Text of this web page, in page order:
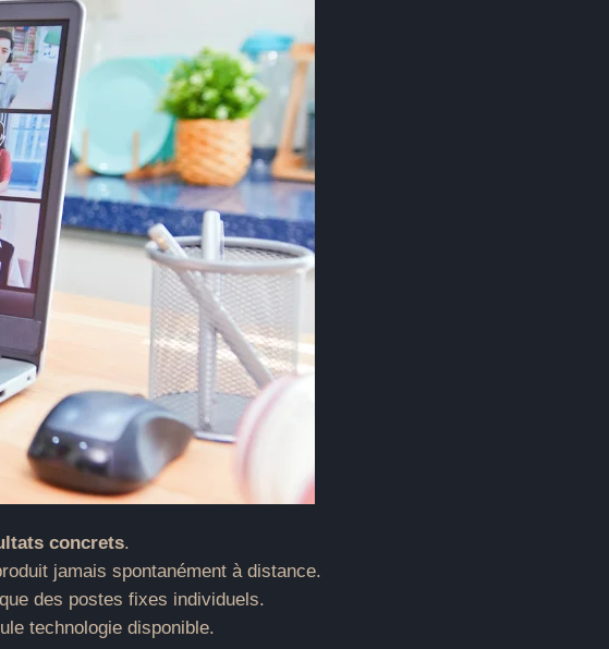
concrets.
jamais spontanément à distance.
des postes fixes individuels.
technologie disponible.